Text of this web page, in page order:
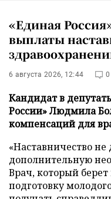
«Единая
выплаты
6 августа 2026, 12:44 0
Кандидат в
России» Людмила
компенсаций для
«Наставничество
дополнительную
Врач, который берет
подготовку